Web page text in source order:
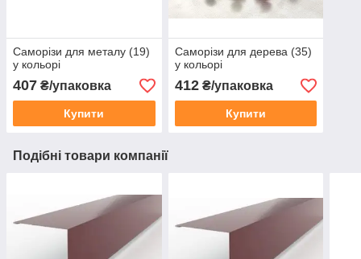
Саморізи для металу (19)
у кольорі
407 ₴/упаковка
Купити
Саморізи для дерева (35)
у кольорі
412₴/упаковка
Купити
Подібні товари компанії